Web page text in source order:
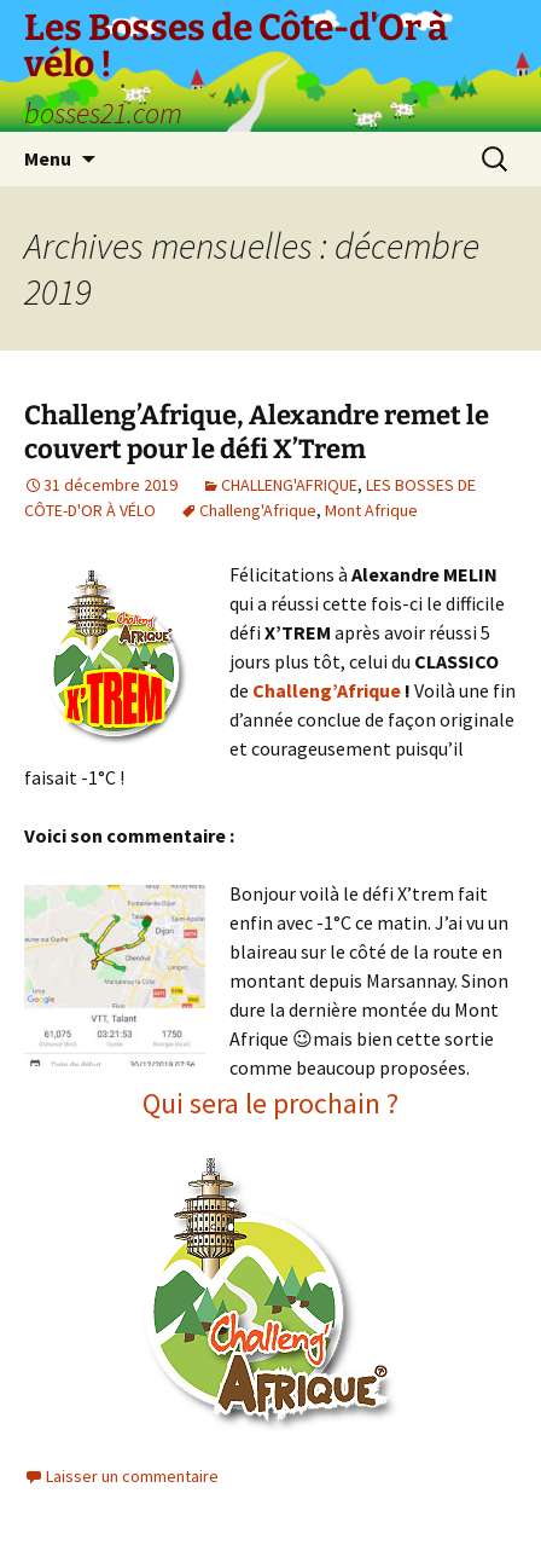
Aller
contenu
Les Bosses de Côte-d'Or à
vélo !
bosses21.com
Menu
Archives mensuelles : décembre
2019
Challeng’Afrique, Alexandre remet le
couvert pour le défi X’Trem
31 décembre 2019 CHALLENG'AFRIQUE, LES BOSSES DE
CÔTE-D'OR À VÉLO
Challeng'Afrique, Mont Afrique
Félicitations à Alexandre MELIN
qui a réussi cette fois-ci le difficile
défi X’TREM après avoir réussi 5
jours plus tôt, celui du CLASSICO
de Challeng’Afrique ! Voilà une fin
d’année conclue de façon originale
et courageusement puisqu’il
faisait -1°C !
Voici son commentaire :
Bonjour voilà le défi X’trem fait
enfin avec -1°C ce matin. J’ai vu un
blaireau sur le côté de la route en
montant depuis Marsannay. Sinon
dure la dernière montée du Mont
Afrique 😉mais bien cette sortie
comme beaucoup proposées.
Qui sera le prochain ?
Laisser un commentaire